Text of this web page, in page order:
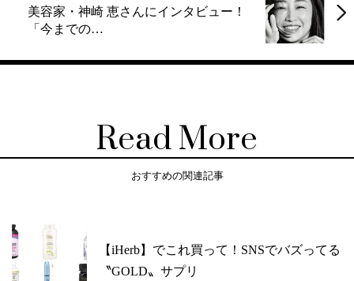
美容家・神崎 恵さんにインタビュー！
「今までの…
Read More
おすすめの関連記事
【iHerb】でこれ買って！SNSでバズってる
〝GOLD〟サプリ